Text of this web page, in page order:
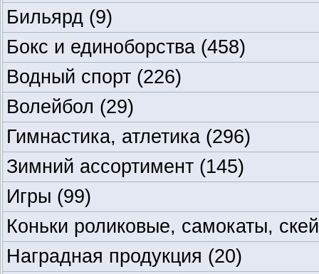
Бильярд (9)
Бокс и единоборства (458)
Водный спорт (226)
Волейбол (29)
Гимнастика, атлетика (296)
Зимний ассортимент (145)
Игры (99)
Коньки роликовые, самокаты,
Наградная продукция (20)